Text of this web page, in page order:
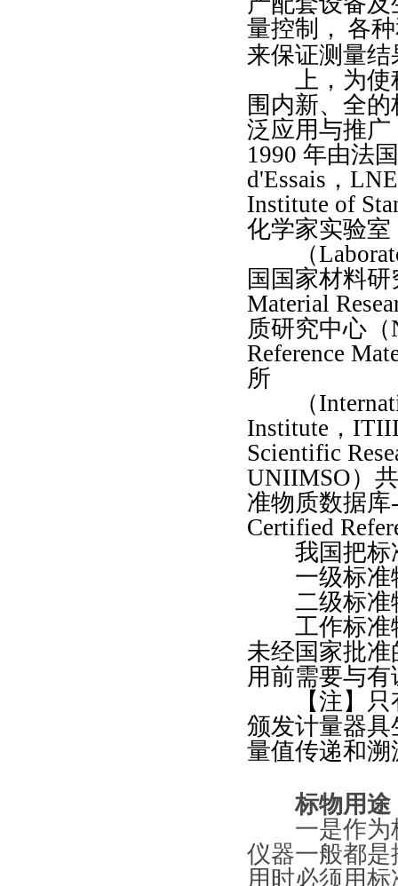
量控制， 各
来保证测量
上，为使科
围内新、全
泛应用与推
1990 年由法
d'Essais ， LNE
Institute of
化学家实验室
（
国国家材料
Material
质研究中心（
Reference
所
（
Institute ，
Scientific
UNIIMSO）共
准物质数据库
Certified
我国把标
一级标准
二级标准
工作标准物
未经国家批
用前需要与
【注】只有
颁发计量器
量值传递和溯
标物用途
一是作为校
仪器一般都
用时必须用